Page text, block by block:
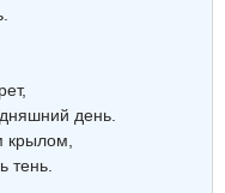
день.
крылом,
тень.